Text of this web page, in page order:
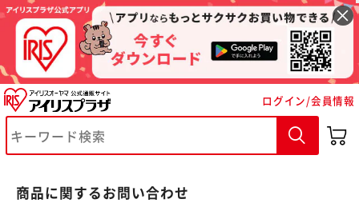
ログイン/会員情報
商品に関するお問い合わせ
※ご確認ください
カートに入れる